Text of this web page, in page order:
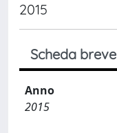
2015
Scheda breve
Anno
2015